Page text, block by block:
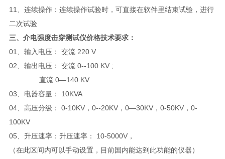
11、连续操作：连续操作试验时，可直接在软件里结束试验，进行
二次试验
三、 介电强度击穿测试仪价格技术要求：
01、输入电压： 交流 220 V
02、输出电压： 交流 0--100 KV ;
直流 0—140 KV
03、电器容量： 10KVA
04、高压分级： 0-10KV，0--20KV，0—30KV，0-50KV，0-
100KV
05、升压速率：升压速率： 10-5000V，
（在此区间内可以手动设置，目前国内能达到此功能的仪器）